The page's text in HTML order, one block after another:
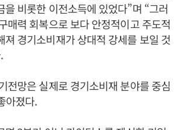
을 비롯한 이전소득에 있었다”며 “그러
매력 회복으로 보다 안정적이고 주도적
져 경기소비재가 상대적 강세를 보일 것
전망은 실제로 경기소비재 분야를 중심
아졌다.